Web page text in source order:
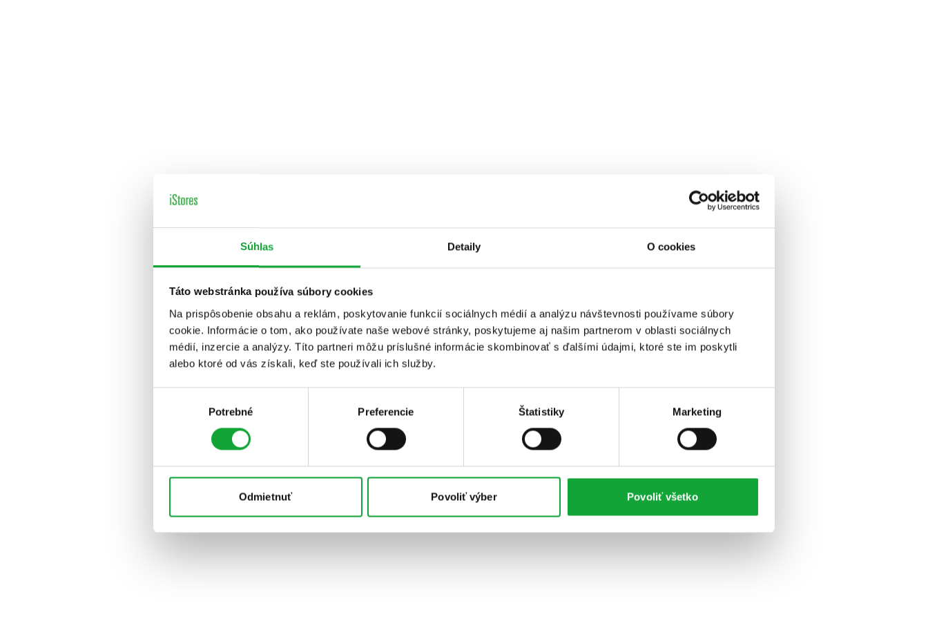
Súhlas Detaily O cookies
Táto webstránka používa súbory cookies
Na prispôsobenie obsahu a reklám, poskytovanie funkcií sociálnych médií a analýzu návštevnosti používame súbory
cookie. Informácie o tom, ako používate naše webové stránky, poskytujeme aj našim partnerom v oblasti sociálnych
médií, inzercie a analýzy. Títo partneri môžu príslušné informácie skombinovať s ďalšími údajmi, ktoré ste im poskytli
alebo ktoré od vás získali, keď ste používali ich služby.
Potrebné Preferencie Štatistiky Marketing
Odmietnuť Povoliť výber Povoliť všetko